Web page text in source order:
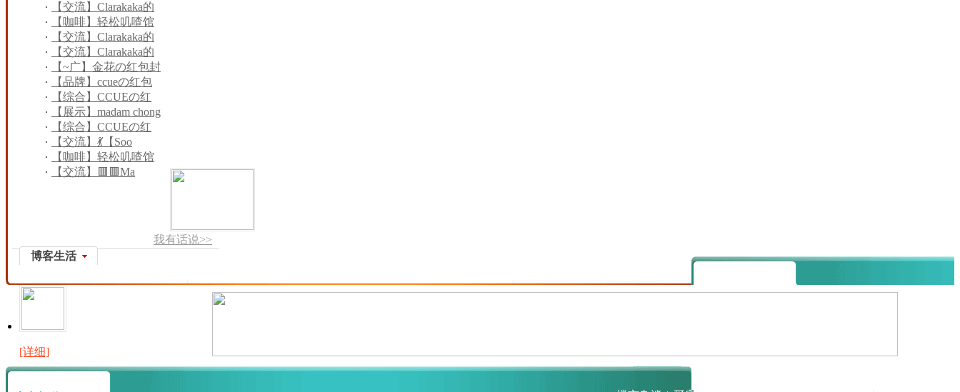
【交流】Clarakaka的
☎&#
【咖啡】轻松叽喳馆
(100)
【交流】Clarakaka的
🧩
【交流】Clarakaka的
✏&#
【~广】金花の红包封
收藏之~
【品牌】ccueの红包
封收藏之~
【综合】CCUEの红
包封收藏之~
【展示】madam chong
2026 红
【综合】CCUEの红
包封收藏之~
【交流】💃【Soo
Wendy
【咖啡】轻松叽喳馆
(99)
【交流】🟥🟥Ma
博客生活
我有话说>>
[详细]